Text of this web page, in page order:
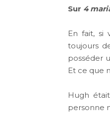
Sur 4
En fait, si
toujours
posséder
Et ce que
Hugh
personne